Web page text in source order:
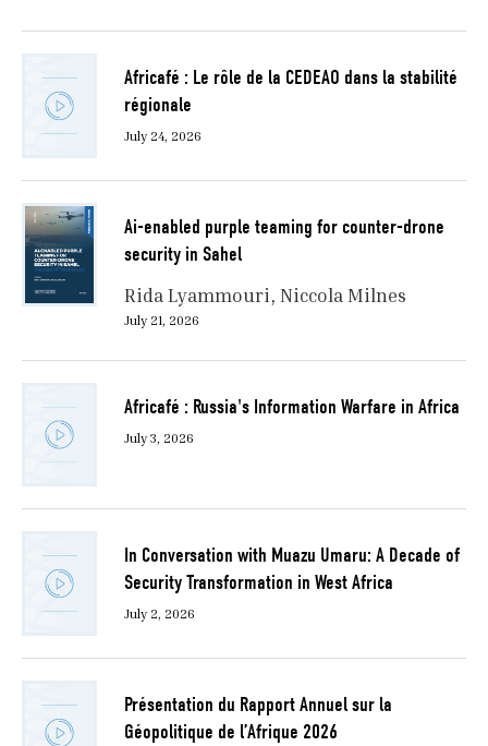
Africafé : Le rôle de la CEDEAO dans la stabilité
régionale
July 24, 2026
Ai-enabled purple teaming for counter-drone
security in Sahel
Rida Lyammouri Niccola Milnes
July 21, 2026
Africafé : Russia's Information Warfare in Africa
July 3, 2026
In Conversation with Muazu Umaru: A Decade of
Security Transformation in West Africa
July 2, 2026
Présentation du Rapport Annuel sur la
Géopolitique de l’Afrique 2026